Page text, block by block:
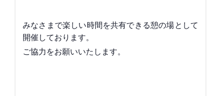
みなさまで楽しい時間を共有できる憩の場として
開催しております。
ご協力をお願いいたします。